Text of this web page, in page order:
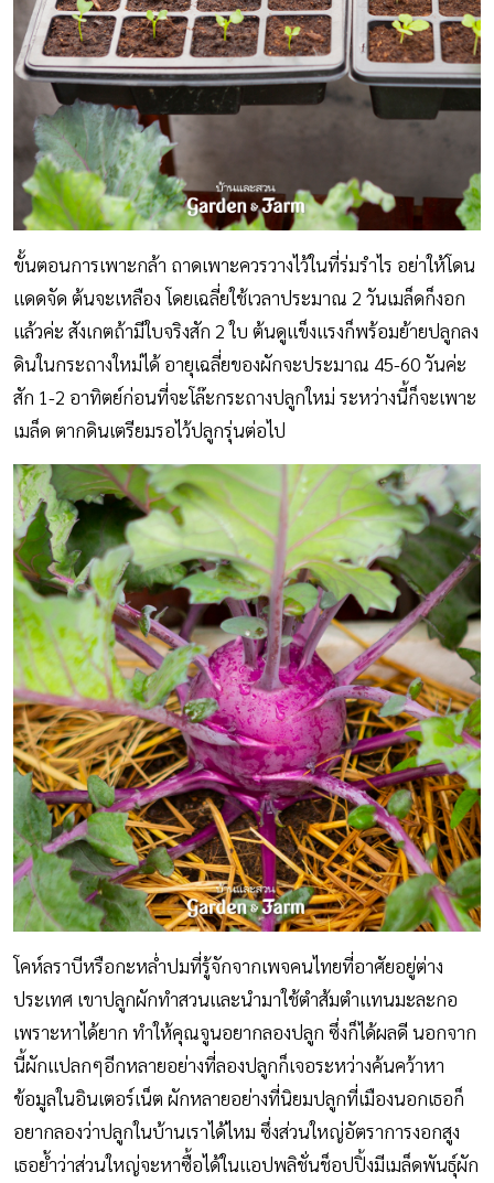
ขั้นตอนการเพาะกล้า ถาดเพาะควรวางไว้ในที่ร่มรำไร อย่าให้โดน
แดดจัด ต้นจะเหลือง โดยเฉลี่ยใช้เวลาประมาณ 2 วันเมล็ดก็งอก
แล้วค่ะ สังเกตถ้ามีใบจริงสัก 2 ใบ ต้นดูแข็งแรงก็พร้อมย้ายปลูกลง
ดินในกระถางใหม่ได้ อายุเฉลี่ยของผักจะประมาณ 45-60 วันค่ะ
สัก 1-2 อาทิตย์ก่อนที่จะโล๊ะกระถางปลูกใหม่ ระหว่างนี้ก็จะเพาะ
เมล็ด ตากดินเตรียมรอไว้ปลูกรุ่นต่อไป
โคห์ลราบีหรือกะหล่ำปมที่รู้จักจากเพจคนไทยที่อาศัยอยู่ต่าง
ประเทศ เขาปลูกผักทำสวนและนำมาใช้ตำส้มตำแทนมะละกอ
เพราะหาได้ยาก ทำให้คุณจูนอยากลองปลูก ซึ่งก็ได้ผลดี นอกจาก
นี้ผักแปลกๆอีกหลายอย่างที่ลองปลูกก็เจอระหว่างค้นคว้าหา
ข้อมูลในอินเตอร์เน็ต ผักหลายอย่างที่นิยมปลูกที่เมืองนอกเธอก็
อยากลองว่าปลูกในบ้านเราได้ไหม ซึ่งส่วนใหญ่อัตราการงอกสูง
เธอย้ำว่าส่วนใหญ่จะหาซื้อได้ในแอปพลิชั่นช็อปปิ้งมีเมล็ดพันธุ์ผัก